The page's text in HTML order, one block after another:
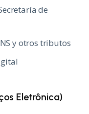
de
y otros tributos
Eletrônica)